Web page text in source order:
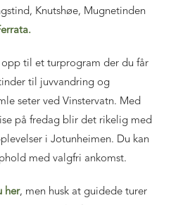
Knutshøe, Mugnetinden
til et turprogram der du får
til juvvandring og
seter ved Vinstervatn. Med
på fredag blir det rikelig med
i Jotunheimen. Du kan
med valgfri ankomst.
her, men husk at guidede turer